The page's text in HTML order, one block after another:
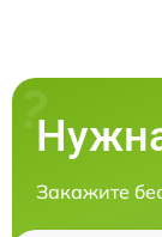
Закажите